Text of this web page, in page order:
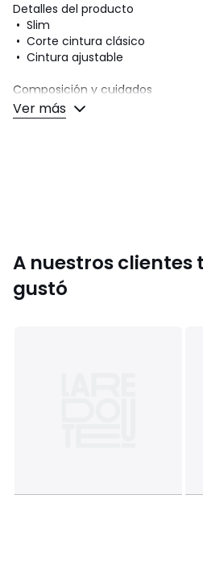
Detalles del producto
• Slim
• Corte cintura clásico
• Cintura ajustable
Composición y cuidados
• 95% poliéster y 5% elastán
• Para su cuidado, te
Ver más
A nuestros clientes
gustó